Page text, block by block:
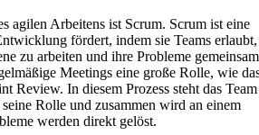
agilen Arbeitens ist Scrum. Scrum ist eine
fördert, indem sie Teams erlaubt,
zu arbeiten und ihre Probleme gemeinsam
Meetings eine große Rolle, wie
Review. In diesem Prozess steht das Team
Rolle und zusammen wird an einem
werden direkt gelöst.